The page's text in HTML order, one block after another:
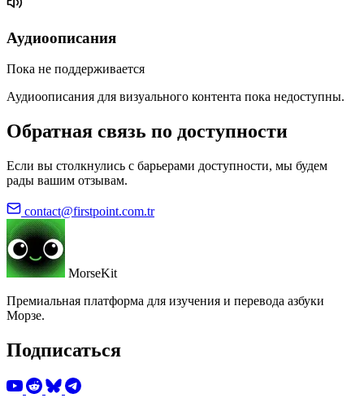
Аудиоописания
Пока не поддерживается
Аудиоописания для визуального контента пока недоступны.
Обратная связь по доступности
Если вы столкнулись с барьерами доступности, мы будем
рады вашим отзывам.
contact@firstpoint.com.tr
MorseKit
Премиальная платформа для изучения и перевода азбуки
Морзе.
Подписаться